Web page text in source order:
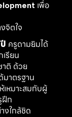
เพื่อ
จิตใจ
ครูดามยิมได้
เรียน
าติ ด้วย
มาตรฐาน
เหมาะสมกับผู้
ฝึก
งใกล้ชิด